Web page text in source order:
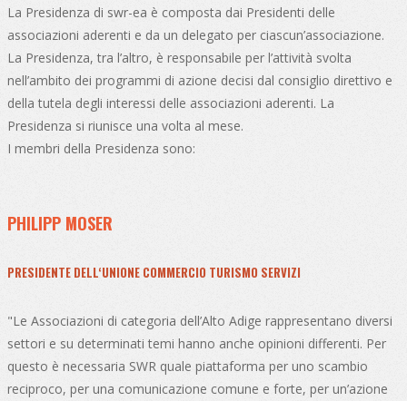
La Presidenza di swr-ea è composta dai Presidenti delle
associazioni aderenti e da un delegato per ciascun’associazione.
La Presidenza, tra l’altro, è responsabile per l’attività svolta
nell’ambito dei programmi di azione decisi dal consiglio direttivo e
della tutela degli interessi delle associazioni aderenti. La
Presidenza si riunisce una volta al mese.
I membri della Presidenza sono:
PHILIPP MOSER
PRESIDENTE DELL‘UNIONE COMMERCIO TURISMO SERVIZI
"Le Associazioni di categoria dell’Alto Adige rappresentano diversi
settori e su determinati temi hanno anche opinioni differenti. Per
questo è necessaria SWR quale piattaforma per uno scambio
reciproco, per una comunicazione comune e forte, per un’azione